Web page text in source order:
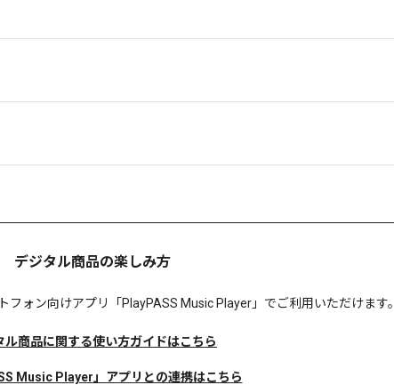
デジタル商品の楽しみ方
フォン向けアプリ「PlayPASS Music Player」でご利用いただけます。
ル商品に関する使い方ガイドはこちら
Music Player」アプリとの連携はこちら